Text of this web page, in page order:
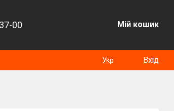
00 Мій кошик
Укр Вхід